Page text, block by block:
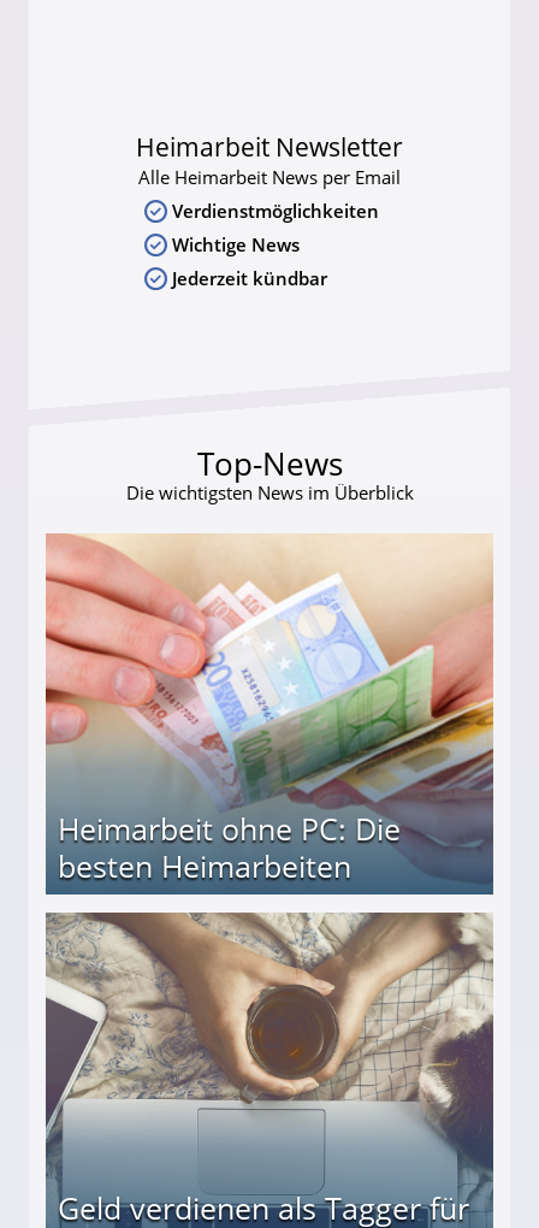
Heimarbeit Newsletter
Alle Heimarbeit News per Email
Verdienstmöglichkeiten
Wichtige News
Jederzeit kündbar
Top-News
Die wichtigsten News im Überblick
Heimarbeit ohne PC: Die
besten Heimarbeiten
Geld verdienen als Tagger für